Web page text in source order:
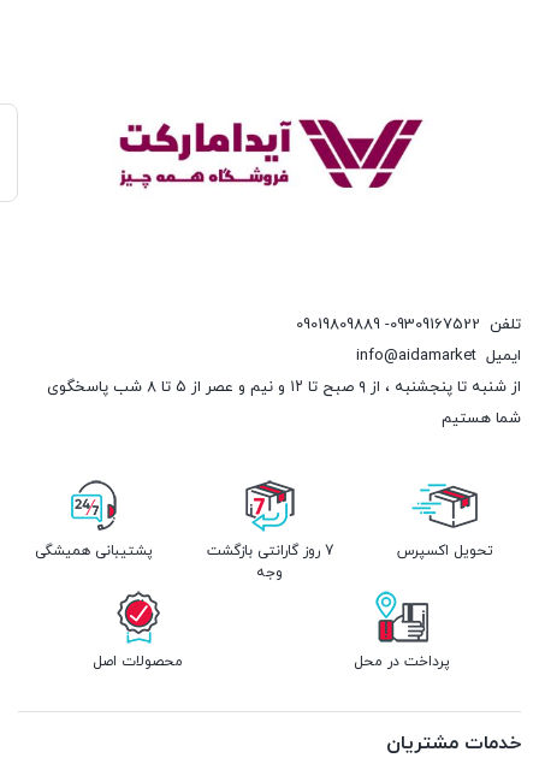
تلفن 09309167522- 09019809889
ایمیل info@aidamarket
از شنبه تا پنجشنبه ، از ۹ صبح تا ۱۲ و نیم و عصر از ۵ تا ۸ شب پاسخگوی
شما هستیم
تحویل اکسپرس
7 روز گارانتی بازگشت
وجه
پشتیبانی همیشگی
پرداخت در محل محصولات اصل
خدمات مشتریان